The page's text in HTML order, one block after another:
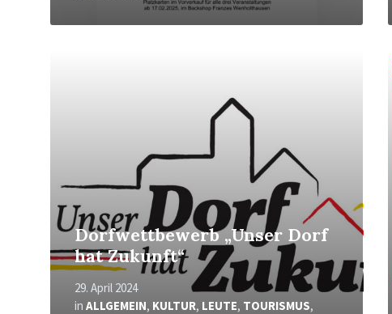
Dorfwettbewerb „Unser Dorf
hat Zukunft“
29. April 2024
in ALLGEMEIN, KULTUR, LEUTE, TOURISMUS,